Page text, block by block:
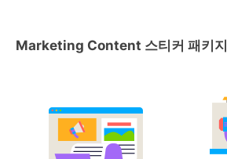
Marketing Content 스티커 패키지